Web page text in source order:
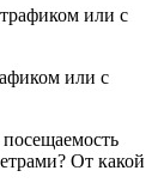
или с
От какой